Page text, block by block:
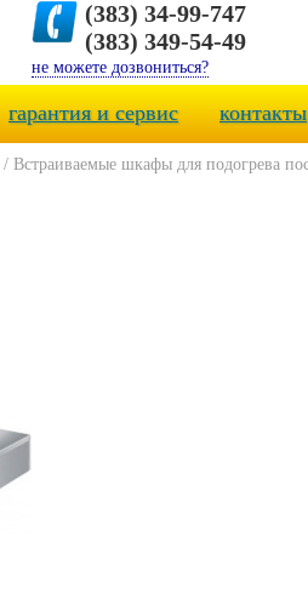
(383) 34-99-747
(383) 349-54-49
не можете дозвониться?
гарантия и сервис контакты
/ Встраиваемые шкафы для подогрева